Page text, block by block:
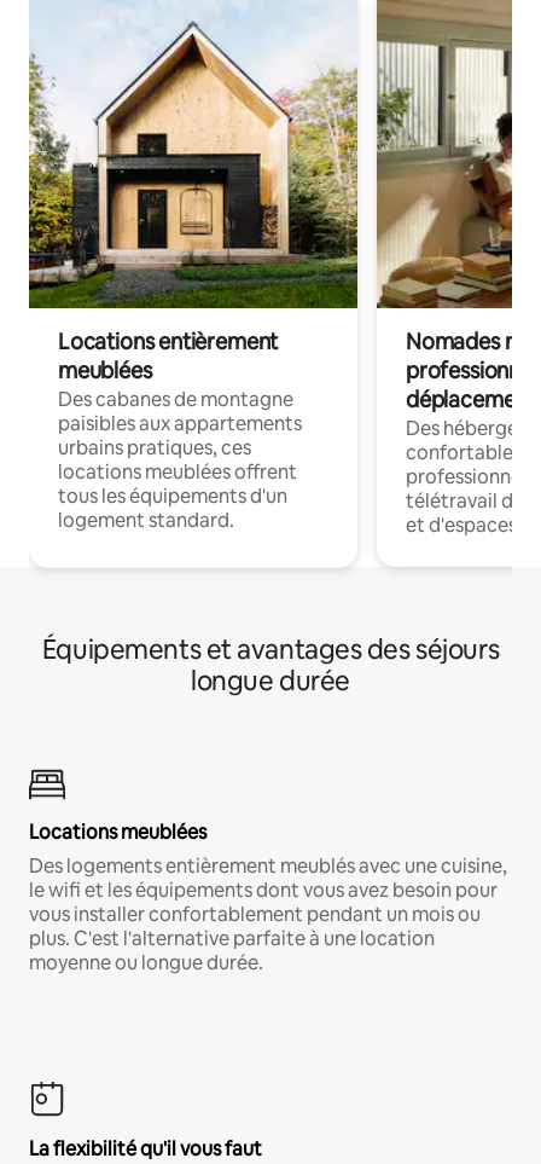
Locations entièrement
meublées
Des cabanes de montagne
paisibles aux appartements
urbains pratiques, ces
locations meublées offrent
tous les équipements d'un
logement standard.
Nomades
déplacement
Des
confortables
professionnels
télétravail
et d'espaces
Équipements et avantages des séjours
longue durée
Locations meublées
Des logements entièrement meublés avec une cuisine,
le wifi et les équipements dont vous avez besoin pour
vous installer confortablement pendant un mois ou
plus. C'est l'alternative parfaite à une location
moyenne ou longue durée.
La flexibilité qu'il vous faut